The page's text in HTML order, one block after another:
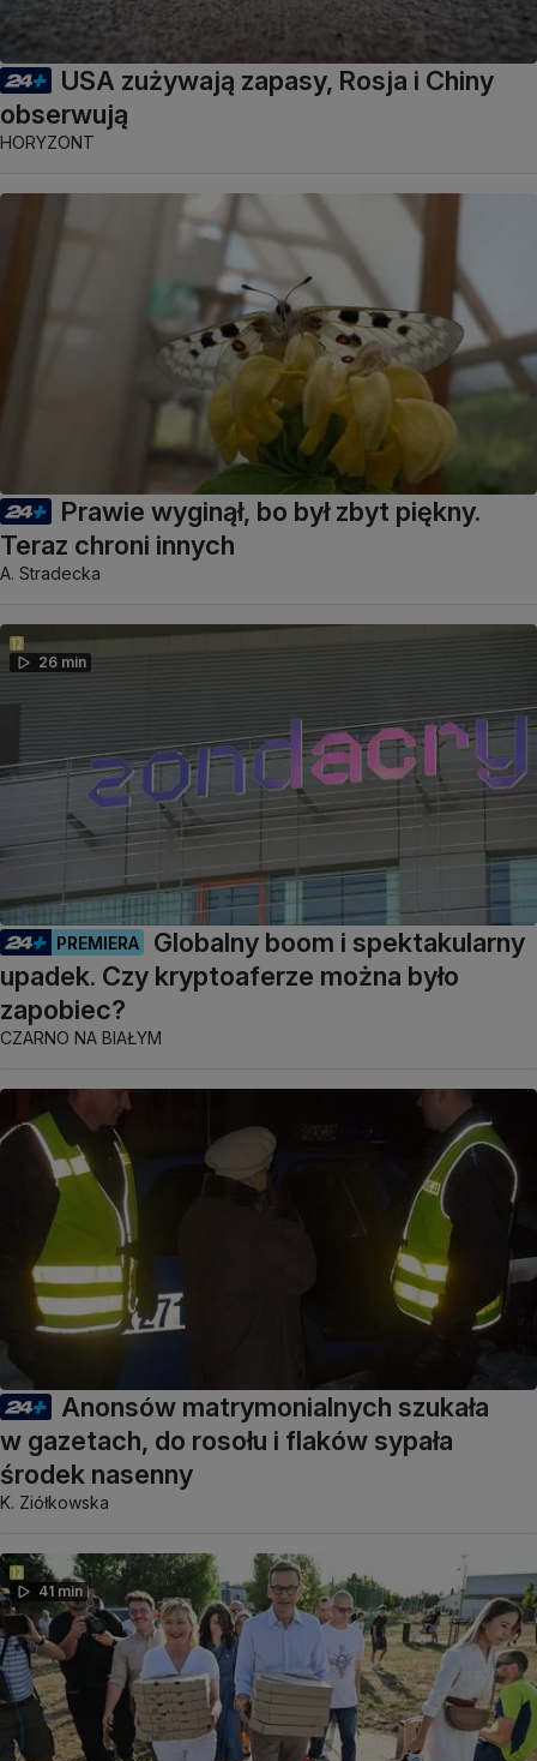
USA zużywają zapasy, Rosja i Chiny
obserwują
HORYZONT
Prawie wyginął, bo był zbyt piękny.
Teraz chroni innych
A. Stradecka
26 min
PREMIERA
Globalny boom i spektakularny
upadek. Czy kryptoaferze można było
zapobiec?
CZARNO NA BIAŁYM
Anonsów matrymonialnych szukała
w gazetach, do rosołu i flaków sypała
środek nasenny
K. Ziółkowska
41 min